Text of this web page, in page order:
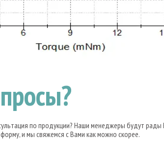
по продукции? Наши менеджеры будут
и мы свяжемся с Вами как можно скорее.